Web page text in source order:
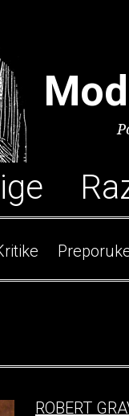
ROBERT